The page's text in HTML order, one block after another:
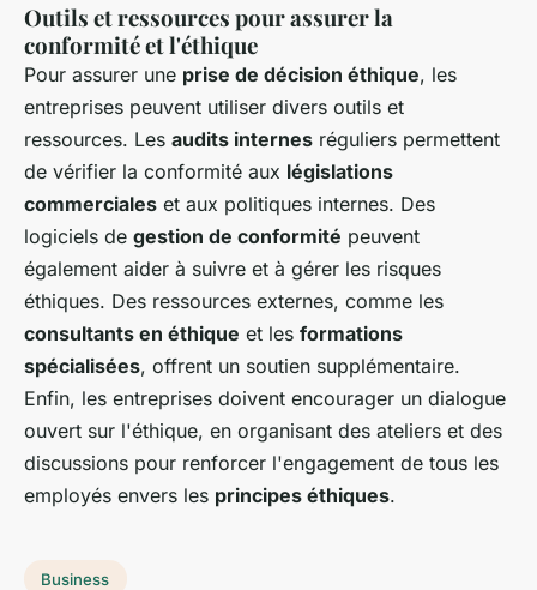
Outils et ressources pour assurer la
conformité et l'éthique
Pour assurer une prise de décision éthique, les
entreprises peuvent utiliser divers outils et
ressources. Les audits internes réguliers permettent
de vérifier la conformité aux législations
commerciales et aux politiques internes. Des
logiciels de gestion de conformité peuvent
également aider à suivre et à gérer les risques
éthiques. Des ressources externes, comme les
consultants en éthique et les formations
spécialisées, offrent un soutien supplémentaire.
Enfin, les entreprises doivent encourager un dialogue
ouvert sur l'éthique, en organisant des ateliers et des
discussions pour renforcer l'engagement de tous les
employés envers les principes éthiques.
Business